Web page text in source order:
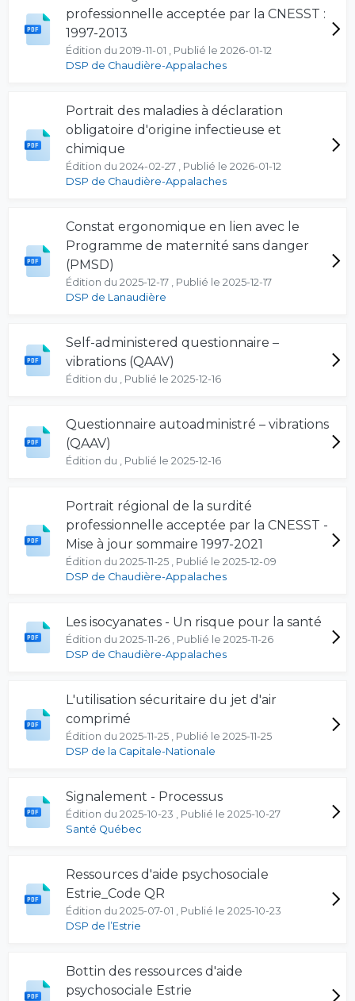
professionnelle acceptée par la CNESST :
1997-2013
Édition du 2019-11-01 , Publié le 2026-01-12
DSP de Chaudière-Appalaches
Portrait des maladies à déclaration
obligatoire d'origine infectieuse et
chimique
Édition du 2024-02-27 , Publié le 2026-01-12
DSP de Chaudière-Appalaches
Constat ergonomique en lien avec le
Programme de maternité sans danger
(PMSD)
Édition du 2025-12-17 , Publié le 2025-12-17
DSP de Lanaudière
Self-administered questionnaire –
vibrations (QAAV)
Édition du , Publié le 2025-12-16
Questionnaire autoadministré – vibrations
(QAAV)
Édition du , Publié le 2025-12-16
Portrait régional de la surdité
professionnelle acceptée par la CNESST -
Mise à jour sommaire 1997-2021
Édition du 2025-11-25 , Publié le 2025-12-09
DSP de Chaudière-Appalaches
Les isocyanates - Un risque pour la santé
Édition du 2025-11-26 , Publié le 2025-11-26
DSP de Chaudière-Appalaches
L'utilisation sécuritaire du jet d'air
comprimé
Édition du 2025-11-25 , Publié le 2025-11-25
DSP de la Capitale-Nationale
Signalement - Processus
Édition du 2025-10-23 , Publié le 2025-10-27
Santé Québec
Ressources d'aide psychosociale
Estrie_Code QR
Édition du 2025-07-01 , Publié le 2025-10-23
DSP de l’Estrie
Bottin des ressources d'aide
psychosociale Estrie